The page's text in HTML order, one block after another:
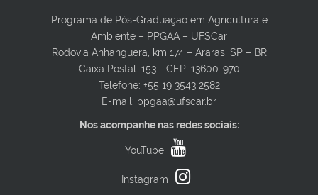
Programa de Pós-Graduação em Agricultura e
Ambiente – PPGAA – UFSCar
Rodovia Anhanguera, km 174 – Araras; SP – BR
Caixa Postal: 153 - CEP: 13600-970
Telefone: +55 19 3543 2582
E-mail: ppgaa@ufscar.br
Nos acompanhe nas redes sociais:
YouTube
Instagram